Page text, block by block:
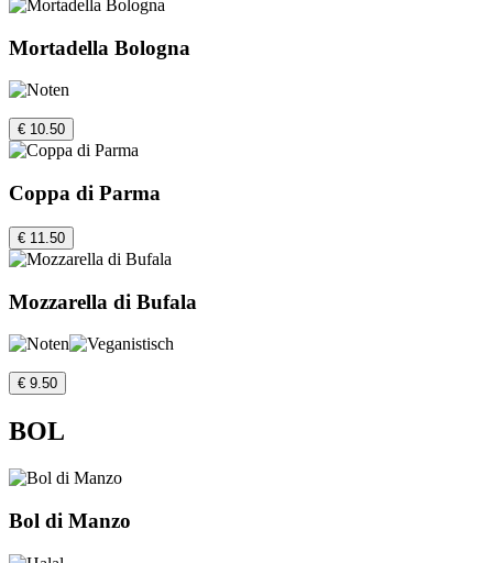
Mortadella Bologna
€ 10.50
Coppa di Parma
€ 11.50
Mozzarella di Bufala
€ 9.50
BOL
Bol di Manzo